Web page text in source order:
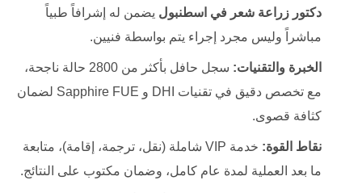
دكتور زراعة شعر في اسطنبول يضمن له إشرافاً طبياً
مباشراً وليس مجرد إجراء يتم بواسطة فنيين.
الخبرة والتقنيات:
سجل حافل بأكثر من 2800 حالة ناجحة،
مع تخصص دقيق في تقنيات DHI و Sapphire FUE لضمان
كثافة قصوى.
نقاط القوة:
خدمة VIP شاملة (نقل، ترجمة، إقامة)، متابعة
ما بعد العملية لمدة عام كامل، وضمان مكتوب على النتائج.